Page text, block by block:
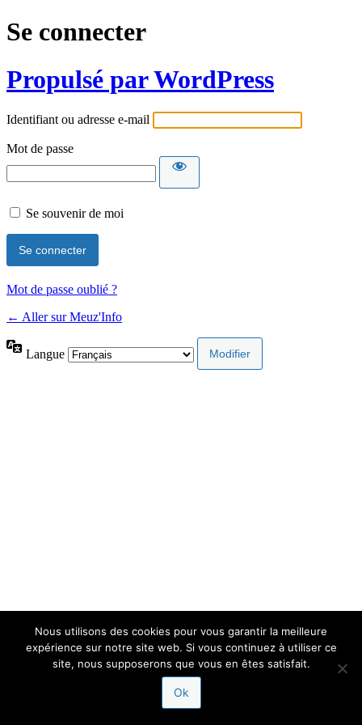
Se connecter
Propulsé par WordPress
Identifiant ou adresse e-mail
Mot de passe
Se souvenir de moi
Mot de passe oublié ?
← Aller sur Meuz'Info
Langue
Nous utilisons des cookies pour vous garantir la meilleure
expérience sur notre site web. Si vous continuez à utiliser ce
site, nous supposerons que vous en êtes satisfait.
Ok